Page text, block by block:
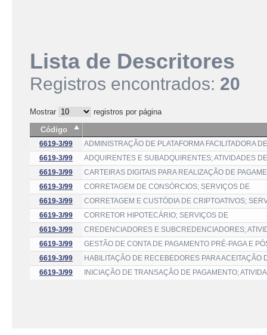
Lista de Descritores
Registros encontrados: 20
Mostrar
registros por página
Código
6619-3/99
ADMINISTRAÇÃO DE PLATAFORMA FACILITADORA
6619-3/99
ADQUIRENTES E SUBADQUIRENTES; ATIVIDADES DE
6619-3/99
CARTEIRAS DIGITAIS PARA REALIZAÇÃO DE
6619-3/99
CORRETAGEM DE CONSÓRCIOS; SERVIÇOS DE
6619-3/99
CORRETAGEM E CUSTÓDIA DE CRIPTOATIVOS;
6619-3/99
CORRETOR HIPOTECÁRIO; SERVIÇOS DE
6619-3/99
CREDENCIADORES E SUBCREDENCIADORES;
6619-3/99
GESTÃO DE CONTA DE PAGAMENTO PRÉ-PAGA E
6619-3/99
HABILITAÇÃO DE RECEBEDORES PARA
6619-3/99
INICIAÇÃO DE TRANSAÇÃO DE PAGAMENTO;